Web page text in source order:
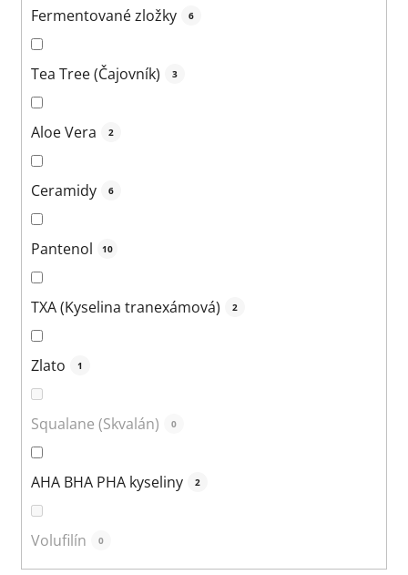
Fermentované zložky 6
Tea Tree (Čajovník) 3
Aloe Vera 2
Ceramidy 6
Pantenol 10
TXA (Kyselina tranexámová) 2
Zlato 1
Squalane (Skvalán) 0
AHA BHA PHA kyseliny 2
Volufilín 0